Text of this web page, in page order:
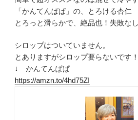
「かんてんぱぱ」の、とろける杏仁
とろっと滑らかで、絶品也！失敗なし
シロップはついていません。
とありますがシロップ要らないです！
↓ かんてんぱぱ
https://amzn.to/4hd75ZI